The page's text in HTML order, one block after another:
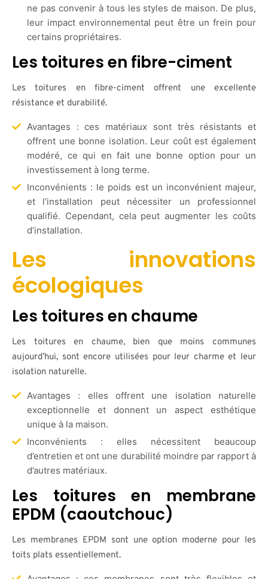
ne pas convenir à tous les styles de maison. De plus,
leur impact environnemental peut être un frein pour
certains propriétaires.
Les toitures en fibre-ciment
Les toitures en fibre-ciment offrent une excellente
résistance et durabilité.
Avantages : ces matériaux sont très résistants et
offrent une bonne isolation. Leur coût est également
modéré, ce qui en fait une bonne option pour un
investissement à long terme.
Inconvénients : le poids est un inconvénient majeur,
et l’installation peut nécessiter un professionnel
qualifié. Cependant, cela peut augmenter les coûts
d’installation.
Les innovations
écologiques
Les toitures en chaume
Les toitures en chaume, bien que moins communes
aujourd’hui, sont encore utilisées pour leur charme et leur
isolation naturelle.
Avantages : elles offrent une isolation naturelle
exceptionnelle et donnent un aspect esthétique
unique à la maison.
Inconvénients : elles nécessitent beaucoup
d’entretien et ont une durabilité moindre par rapport à
d’autres matériaux.
Les toitures en membrane
EPDM (caoutchouc)
Les membranes EPDM sont une option moderne pour les
toits plats essentiellement.